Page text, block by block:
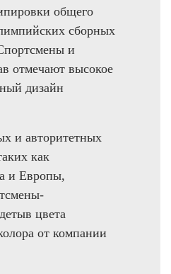
общего
сборных
и
отмечают высокое
дизайн
и авторитетных
как
и Европы,
цвета
от компании